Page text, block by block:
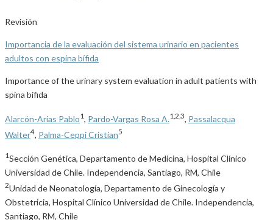
Revisión
Importancia de la evaluación del sistema urinario en pacientes
adultos con espina bífida
Importance of the urinary system evaluation in adult patients with
spina bifida
Alarcón-Arias Pablo1, Pardo-Vargas Rosa A.1,2,3, Passalacqua
Walter4 Palma-Ceppi Cristian5
1Sección Genética, Departamento de Medicina, Hospital Clínico
Universidad de Chile. Independencia, Santiago, RM, Chile
2Unidad de Neonatología, Departamento de Ginecología y
Obstetricia, Hospital Clínico Universidad de Chile. Independencia,
Santiago, RM, Chile